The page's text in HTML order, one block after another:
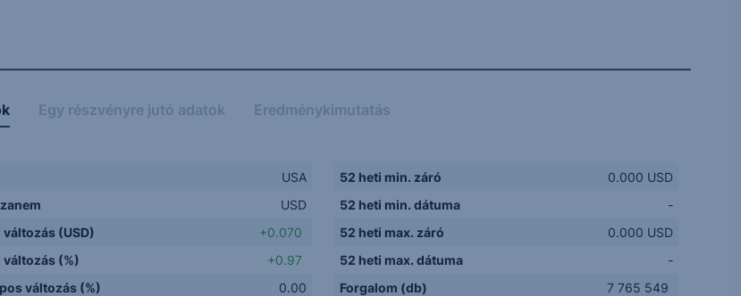
Egy részvényre jutó adatok Eredménykimutatás
USA
USD
változás (USD)
+0.070
változás (%)
+0.97
változás (%)
0.00
52 heti min. záró
0.000 USD
52 heti min. dátuma
-
52 heti max. záró
0.000 USD
52 heti max. dátuma
-
Forgalom (db)
7 765 549